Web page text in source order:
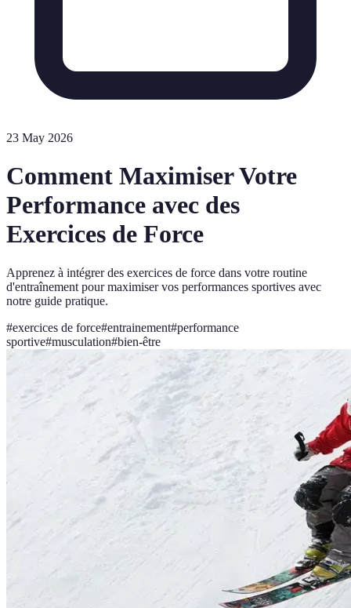
23 May 2026
Comment Maximiser Votre
Performance avec des
Exercices de Force
Apprenez à intégrer des exercices de force dans votre routine
d'entraînement pour maximiser vos performances sportives avec
notre guide pratique.
#exercices de force#entrainement#performance
sportive#musculation#bien-être